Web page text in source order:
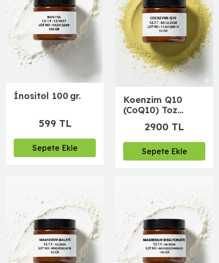
İnositol 100 gr.
599 TL
Sepete Ekle
Koenzim Q10
(CoQ10) Toz
2900 TL
Sepete Ekle